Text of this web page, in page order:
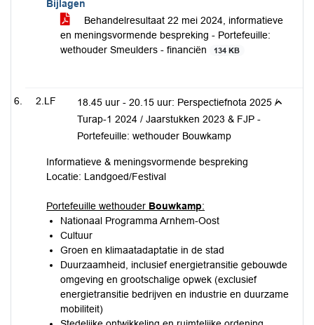
Bijlagen
Behandelresultaat 22 mei 2024, informatieve
en meningsvormende bespreking - Portefeuille:
wethouder Smeulders - financiën
134 KB
2.LF
18.45 uur - 20.15 uur: Perspectiefnota 2025 /
Turap-1 2024 / Jaarstukken 2023 & FJP -
Portefeuille: wethouder Bouwkamp
Informatieve & meningsvormende bespreking
Locatie: Landgoed/Festival
Portefeuille wethouder Bouwkamp:
Nationaal Programma Arnhem-Oost
Cultuur
Groen en klimaatadaptatie in de stad
Duurzaamheid, inclusief energietransitie gebouwde
omgeving en grootschalige opwek (exclusief
energietransitie bedrijven en industrie en duurzame
mobiliteit)